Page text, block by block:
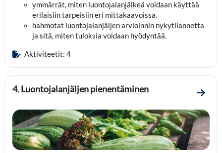
ymmärrät, miten luontojalanjälkeä voidaan käyttää
erilaisiintarpeisiineri mittakaavoissa.
hahmotat luontojalanjäljenarvioinnin nykytilannetta
ja sitä, miten tuloksia voidaan hyödyntää.
Aktiviteetit: 4
4. Luontojalanjäljen pienentäminen
Mene